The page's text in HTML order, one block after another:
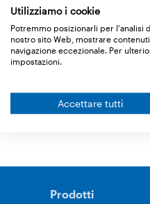
Ampacoll
Fondo adesivo
Dettagli
Prodotti
Utilizziamo i cookie
Potremmo posizionarli per l'analisi
nostro sito Web, mostrare
navigazione eccezionale. Per
impostazioni.
Accettare tutti